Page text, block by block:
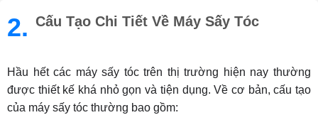
2. Cấu Tạo Chi Tiết Về Máy Sấy Tóc
Hầu hết các máy sấy tóc trên thị trường hiện nay thường
được thiết kế khá nhỏ gọn và tiện dụng. Về cơ bản, cấu tạo
của máy sấy tóc thường bao gồm: